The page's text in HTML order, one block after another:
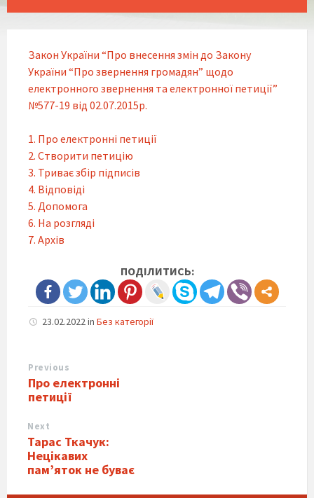
Закон України “Про внесення змін до Закону
України “Про звернення громадян” щодо
електронного звернення та електронної петиції”
№577-19 від 02.07.2015р.
1. Про електронні петиції
2. Створити петицію
3. Триває збір підписів
4. Відповіді
5. Допомога
6. На розгляді
7. Архів
ПОДІЛИТИСЬ:
23.02.2022in Без категорії
Previous
Про електронні
петиції
Next
Тарас Ткачук:
Нецікавих
пам’яток не буває